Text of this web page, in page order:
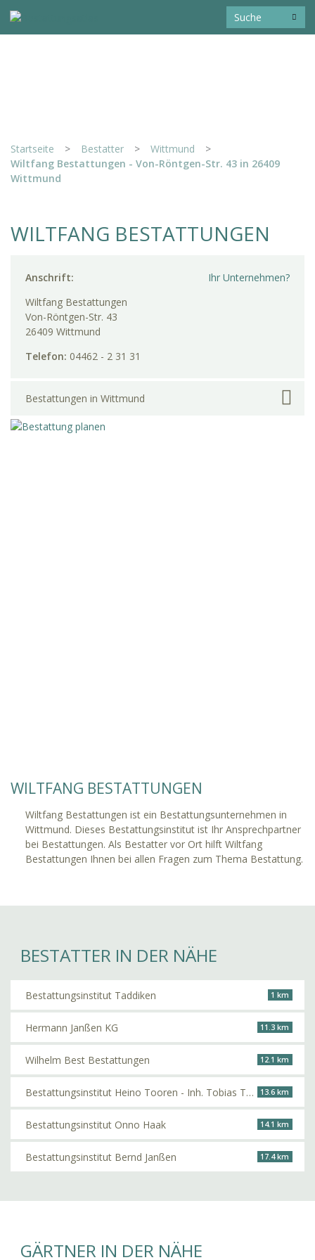
Startseite > Bestatter > Wittmund
>
Wiltfang Bestattungen - Von-Röntgen-Str. 43 in 26409
Wittmund
WILTFANG BESTATTUNGEN
Ihr Unternehmen?
Anschrift:
Wiltfang Bestattungen
Von-Röntgen-Str. 43
26409 Wittmund
Telefon: 04462 - 2 31 31
Bestattungen in Wittmund
WILTFANG BESTATTUNGEN
Wiltfang Bestattungen ist ein Bestattungsunternehmen in
Wittmund. Dieses Bestattungsinstitut ist Ihr Ansprechpartner
bei Bestattungen. Als Bestatter vor Ort hilft Wiltfang
Bestattungen Ihnen bei allen Fragen zum Thema Bestattung.
BESTATTER IN DER NÄHE
Bestattungsinstitut Taddiken 1 km
Hermann Janßen KG 11.3 km
Wilhelm Best Bestattungen 12.1 km
Bestattungsinstitut Heino Tooren - Inh. Tobias Tooren 13.6 km
Bestattungsinstitut Onno Haak 14.1 km
Bestattungsinstitut Bernd Janßen 17.4 km
GÄRTNER IN DER NÄHE